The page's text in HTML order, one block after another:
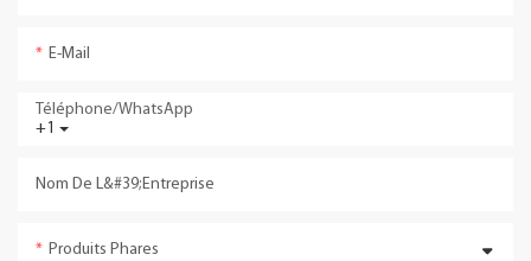
E-Mail
+1
Téléphone/WhatsApp
Nom De L&#39;entreprise
Produits Phares